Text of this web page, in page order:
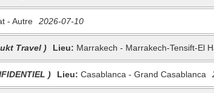
- Autre 2026-07-10
Travel ) Lieu: Marrakech - Marrakech-Tensift-El
) Lieu: Casablanca - Grand Casablanca